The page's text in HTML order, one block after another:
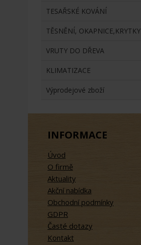
TESAŘSKÉ KOVÁNÍ
TĚSNĚNÍ, OKAPNICE,KRYTKY
VRUTY DO DŘEVA
KLIMATIZACE
Výprodejové zboží
INFORMACE
Úvod
O firmě
Aktuality
Akční nabídka
Obchodní podmínky
GDPR
Časté dotazy
Kontakt